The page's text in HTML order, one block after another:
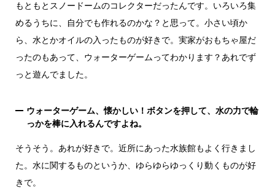
もともとスノードームのコレクターだったんです。いろいろ集
めるうちに、自分でも作れるのかな？と思って。小さい頃か
ら、水とかオイルの入ったものが好きで。実家がおもちゃ屋だ
ったのもあって、ウォーターゲームってわかります？あれでず
っと遊んでました。
ウォーターゲーム、懐かしい！ボタンを押して、水の力で輪
っかを棒に入れるんですよね。
そうそう。あれが好きで。近所にあった水族館もよく行きまし
た。水に関するものというか、ゆらゆらゆっくり動くものが好
きで。